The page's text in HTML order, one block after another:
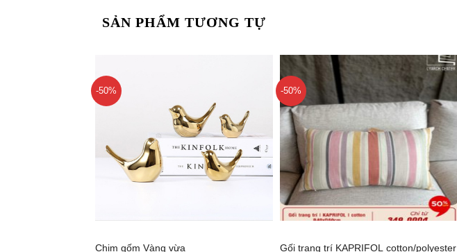
SẢN PHẨM TƯƠNG TỰ
-50%
Chim gốm Vàng vừa
-50%
+
Gối trang trí KAPRIFOL cotton/polyester